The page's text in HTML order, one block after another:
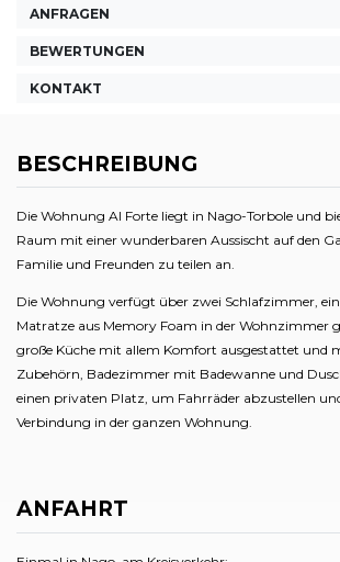
ANFRAGEN
BEWERTUNGEN
KONTAKT
BESCHREIBUNG
Die Wohnung Al Forte liegt in Nago-Torbole und
Raum mit einer wunderbaren Aussischt auf den
Familie und Freunden zu teilen an.
Die Wohnung verfügt über zwei Schlafzimmer,
Matratze aus Memory Foam in der Wohnzimmer
große Küche mit allem Komfort ausgestattet und
Zubehörn, Badezimmer mit Badewanne und
einen privaten Platz, um Fahrräder abzustellen
Verbindung in der ganzen Wohnung.
ANFAHRT